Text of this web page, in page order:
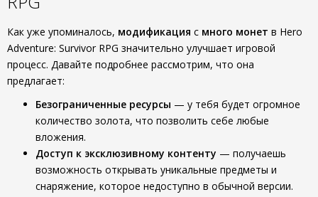
Как уже упоминалось, модификация с много монет в Hero
Adventure: Survivor RPG значительно улучшает игровой
процесс. Давайте подробнее рассмотрим, что она
предлагает:
Безограниченные ресурсы — у тебя будет огромное
количество золота, что позволить себе любые
вложения.
Доступ к эксклюзивному контенту — получаешь
возможность открывать уникальные предметы и
снаряжение, которое недоступно в обычной версии.